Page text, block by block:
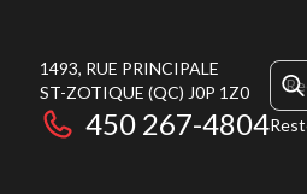
1493, RUE PRINCIPALE
ST-ZOTIQUE (QC) J0P 1Z0
450 267-4804